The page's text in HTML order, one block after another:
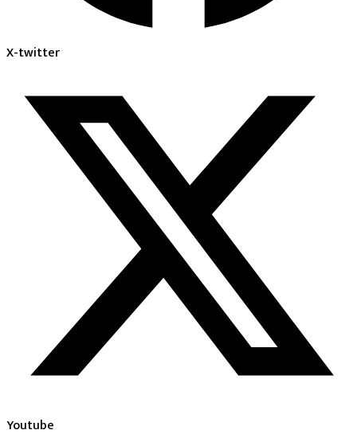
X-twitter
Youtube